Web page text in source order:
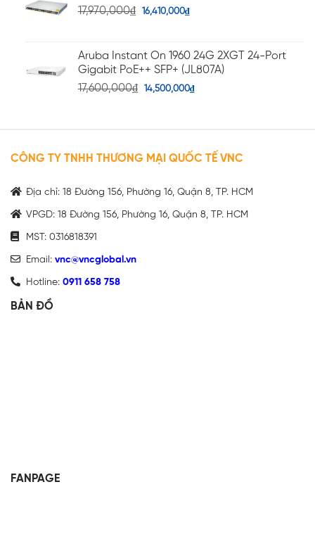
17,970,000₫ 16,410,000₫
Aruba Instant On 1960 24G 2XGT 24-Port
Gigabit PoE++ SFP+ (JL807A)
17,600,000₫ 14,500,000₫
CÔNG TY TNHH THƯƠNG MẠI QUỐC TẾ VNC
Địa chỉ: 18 Đường 156, Phường 16, Quận 8, TP. HCM
VPGD: 18 Đường 156, Phường 16, Quận 8, TP. HCM
MST: 0316818391
Email: vnc@vncglobal.vn
Hotline: 0911 658 758
BẢN ĐỒ
FANPAGE